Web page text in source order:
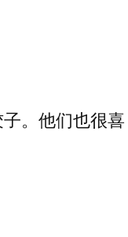
。他们也很喜